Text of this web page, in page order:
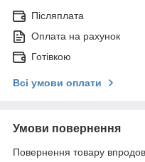
Післяплата
Оплата на рахунок
Готівкою
Всі умови оплати
Умови повернення
Повернення товару